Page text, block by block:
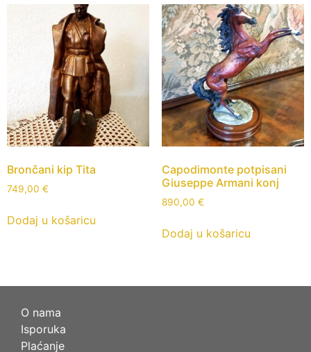
Brončani kip Tita
749,00 €
Dodaj u košaricu
Capodimonte potpisani
Giuseppe Armani konj
890,00 €
Dodaj u košaricu
O nama
Isporuka
Plaćanje